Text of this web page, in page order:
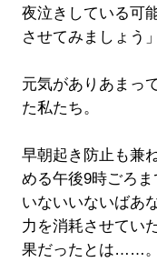
夜泣きしている可
させてみましょう」
元気がありあまっ
た私たち。
早朝起き防止も兼
める午後9時ごろま
いないいないばあ
力を消耗させてい
果だったとは……。